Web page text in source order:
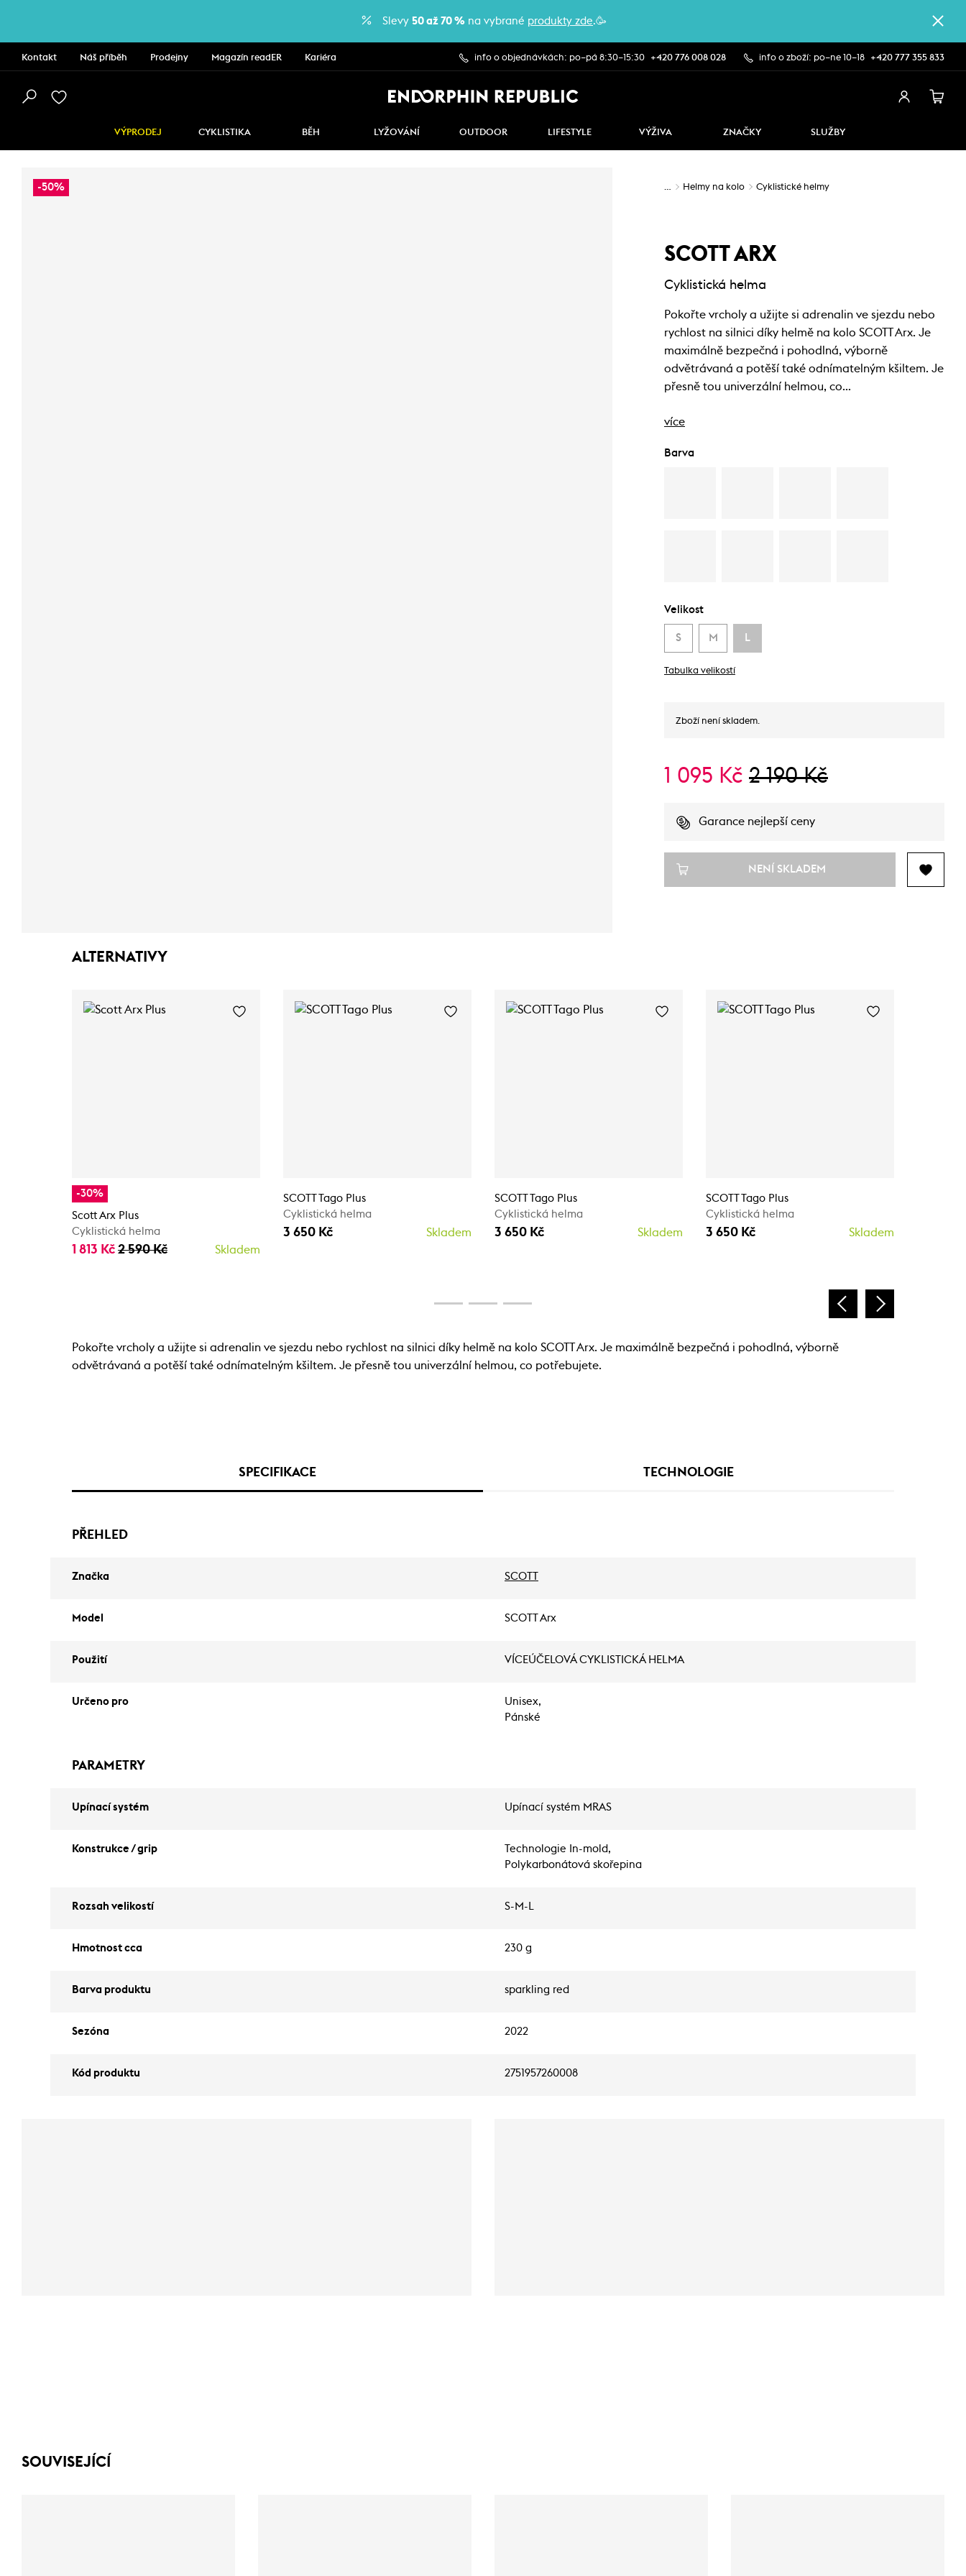
Slevy 50 až 70 % na vybrané produkty zde.🥳
Kontakt Náš příběh Prodejny Magazín readER Kariéra info o objednávkách: po–pá 8:30–15:30 +420 776 008 028 info o zboží: po–ne 10–18 +420 777 355 833
VÝPRODEJ CYKLISTIKA BĚH LYŽOVÁNÍ OUTDOOR LIFESTYLE VÝŽIVA ZNAČKY SLUŽBY
-50% … Helmy na kolo Cyklistické helmy
SCOTT ARX
Cyklistická helma
Pokořte vrcholy a užijte si adrenalin ve sjezdu nebo
rychlost na silnici díky helmě na kolo SCOTT Arx. Je
maximálně bezpečná i pohodlná, výborně
odvětrávaná a potěší také odnímatelným kšiltem. Je
přesně tou univerzální helmou, co…
více
Barva
Velikost
S M L
Tabulka velikostí
Zboží není skladem.
1 095 Kč 2 190 Kč
Garance nejlepší ceny
NENÍ SKLADEM
ALTERNATIVY
-30%
Scott Arx Plus
Cyklistická helma
1 813 Kč 2 590 Kč Skladem
SCOTT Tago Plus
Cyklistická helma
3 650 Kč Skladem
SCOTT Tago Plus
Cyklistická helma
3 650 Kč Skladem
SCOTT Tago Plus
Cyklistická helma
3 650 Kč Skladem
Pokořte vrcholy a užijte si adrenalin ve sjezdu nebo rychlost na silnici díky helmě na kolo SCOTT Arx. Je maximálně bezpečná i pohodlná, výborně
odvětrávaná a potěší také odnímatelným kšiltem. Je přesně tou univerzální helmou, co potřebujete.
SPECIFIKACE TECHNOLOGIE
PŘEHLED
Značka SCOTT
Model SCOTT Arx
Použití VÍCEÚČELOVÁ CYKLISTICKÁ HELMA
Určeno pro
Unisex,
Pánské
PARAMETRY
Upínací systém Upínací systém MRAS
Konstrukce / grip
Technologie In-mold,
Polykarbonátová skořepina
Rozsah velikostí S-M-L
Hmotnost cca 230 g
Barva produktu sparkling red
Sezóna 2022
Kód produktu 2751957260008
SOUVISEJÍCÍ